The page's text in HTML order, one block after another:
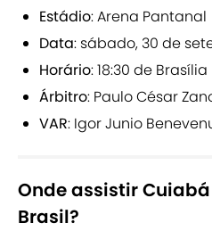
Estádio: Arena Pantanal
Data: sábado, 30 de
Horário: 18:30 de Brasília
Árbitro: Paulo César
VAR: Igor Junio
Onde assistir
Brasil?